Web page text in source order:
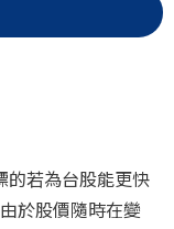
的若為台股能更快
於股價隨時在變